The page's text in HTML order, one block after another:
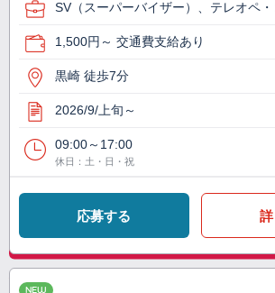
SV（スーパーバイザー）、テレオペ
1,500円～ 交通費支給あり
黒崎 徒歩7分
2026/9/上旬～
09:00～17:00
休日：土・日・祝
応募する
NEW